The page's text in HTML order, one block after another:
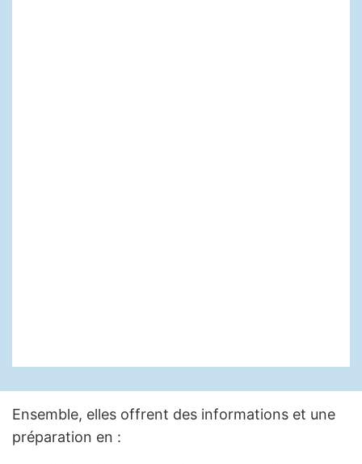
Ensemble, elles offrent des informations et une
préparation en :